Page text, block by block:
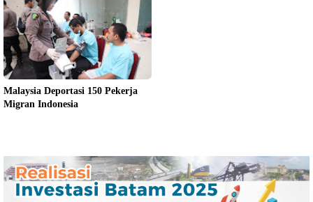
Malaysia Deportasi 150 Pekerja
Migran Indonesia